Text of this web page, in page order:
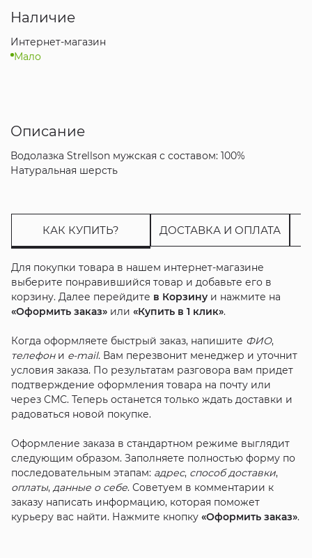
Наличие
Интернет-магазин
Мало
Описание
Водолазка Strellson мужская с составом: 100%
Натуральная шерсть
КАК КУПИТЬ? ДОСТАВКА И ОПЛАТА
Для покупки товара в нашем интернет-магазине
выберите понравившийся товар и добавьте его в
корзину. Далее перейдите в Корзинуи нажмите на
«Оформить заказ»или «Купить в 1 клик».
Когда оформляете быстрый заказ, напишите ФИО,
телефони e-mail. Вам перезвонит менеджер и уточнит
условия заказа. По результатам разговора вам придет
подтверждение оформления товара на почту или
через СМС. Теперь останется только ждать доставки и
радоваться новой покупке.
Оформление заказа в стандартном режиме выглядит
следующим образом. Заполняете полностью форму по
последовательным этапам: адрес, способ доставки,
оплаты, данные о себе. Советуем в комментарии к
заказу написать информацию, которая поможет
курьеру вас найти. Нажмите кнопку «Оформить заказ».